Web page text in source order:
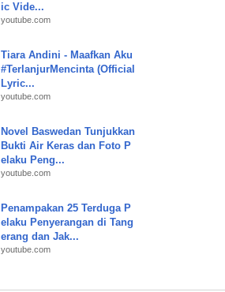
ic Vide...
youtube.com
Tiara Andini - Maafkan Aku
#TerlanjurMencinta (Official
Lyric...
youtube.com
Novel Baswedan Tunjukkan
Bukti Air Keras dan Foto P
elaku Peng...
youtube.com
Penampakan 25 Terduga P
elaku Penyerangan di Tang
erang dan Jak...
youtube.com